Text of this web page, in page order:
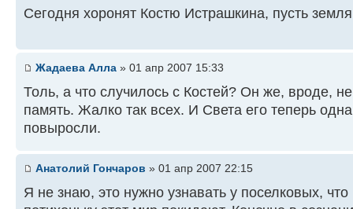
Сегодня хоронят Костю Истрашкина, пусть
Жадаева Алла » 01 апр 2007 15:33
Толь, а что случилось с Костей? Он же, вроде,
память. Жалко так всех. И Света его теперь
повыросли.
Анатолий Гончаров » 01 апр 2007 22:15
Я не знаю, это нужно узнавать у поселковых,